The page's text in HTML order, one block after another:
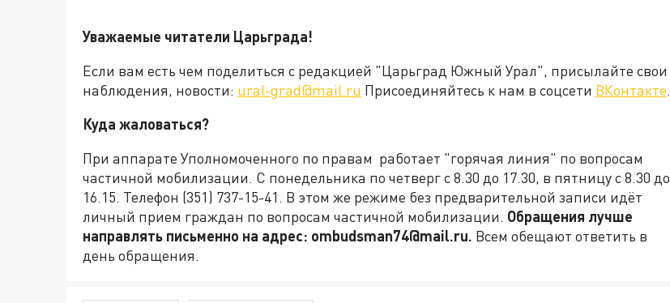
Уважаемые читатели Царьграда!
Если вам есть чем поделиться с редакцией "Царьград Южный Урал", присылайте свои
наблюдения, новости: ural-grad@mail.ru Присоединяйтесь к нам в соцсети ВКонтакте.
Куда жаловаться?
При аппарате Уполномоченного по правам работает "горячая линия" по вопросам
частичной мобилизации. С понедельника по четверг с 8.30 до 17.30, в пятницу с 8.30 до
16.15. Телефон (351) 737-15-41. В этом же режиме без предварительной записи идёт
личный прием граждан по вопросам частичной мобилизации. Обращения лучше
направлять письменно на адрес: ombudsman74@mail.ru. Всем обещают ответить в
день обращения.